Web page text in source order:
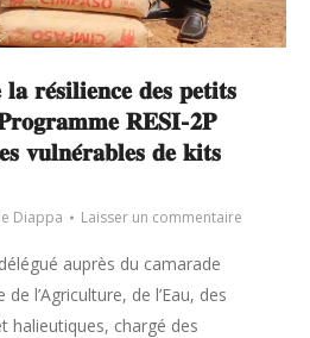
𝐫𝐞́𝐬𝐢𝐥𝐢𝐞𝐧𝐜𝐞 𝐝𝐞𝐬 𝐩𝐞𝐭𝐢𝐭𝐬
𝐏𝐫𝐨𝐠𝐫𝐚𝐦𝐦𝐞 𝐑𝐄𝐒𝐈-𝟐𝐏
𝐯𝐮𝐥𝐧𝐞́𝐫𝐚𝐛𝐥𝐞𝐬 𝐝𝐞 𝐤𝐢𝐭𝐬
Diappa Laisser un commentaire
auprès du camarade
l’Agriculture, de l’Eau, des
halieutiques, chargé des